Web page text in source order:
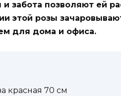
забота позволяют ей
этой розы
для дома и офиса.
красная 70 см